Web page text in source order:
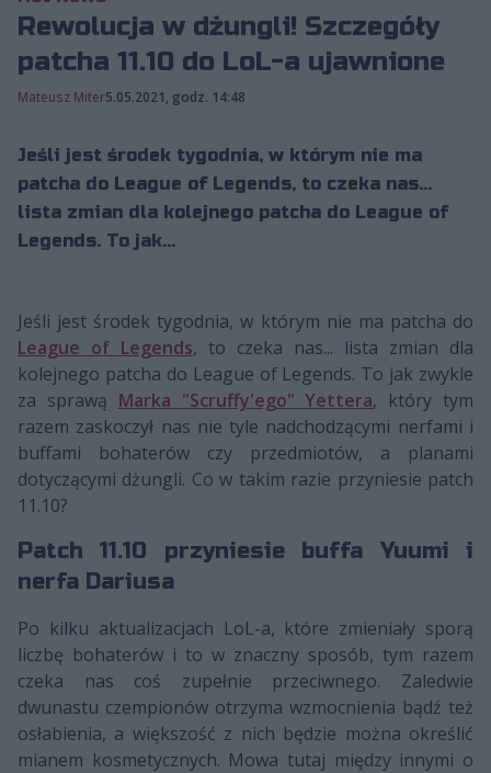
Rewolucja w dżungli! Szczegóły
patcha 11.10 do LoL-a ujawnione
Mateusz Miter5.05.2021, godz. 14:48
Jeśli jest środek tygodnia, w którym nie ma
patcha do League of Legends, to czeka nas...
lista zmian dla kolejnego patcha do League of
Legends. To jak...
Jeśli jest środek tygodnia, w którym nie ma patcha do
League of Legends, to czeka nas... lista zmian dla
kolejnego patcha do League of Legends. To jak zwykle
za sprawą Marka "Scruffy'ego" Yettera, który tym
razem zaskoczył nas nie tyle nadchodzącymi nerfami i
buffami bohaterów czy przedmiotów, a planami
dotyczącymi dżungli. Co w takim razie przyniesie patch
11.10?
Patch 11.10 przyniesie buffa Yuumi i
nerfa Dariusa
Po kilku aktualizacjach LoL-a, które zmieniały sporą
liczbę bohaterów i to w znaczny sposób, tym razem
czeka nas coś zupełnie przeciwnego. Zaledwie
dwunastu czempionów otrzyma wzmocnienia bądź też
osłabienia, a większość z nich będzie można określić
mianem kosmetycznych. Mowa tutaj między innymi o